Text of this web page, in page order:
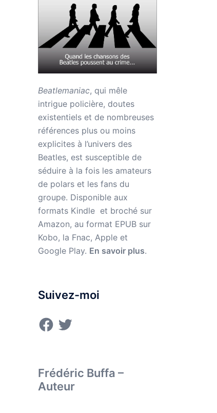
Beatlemaniac, qui mêle
intrigue policière, doutes
existentiels et de nombreuses
références plus ou moins
explicites à l’univers des
Beatles, est susceptible de
séduire à la fois les amateurs
de polars et les fans du
groupe. Disponible aux
formats Kindle et broché sur
Amazon, au format EPUB sur
Kobo, la Fnac, Apple et
Google Play. En savoir plus.
Suivez-moi
Facebook
Twitter
Frédéric Buffa –
Auteur